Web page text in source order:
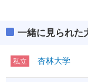
一緒に見られた
私立 杏林大学